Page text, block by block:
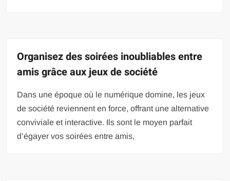
Organisez des soirées inoubliables entre
amis grâce aux jeux de société
Dans une époque où le numérique domine, les jeux
de société reviennent en force, offrant une alternative
conviviale et interactive. Ils sont le moyen parfait
d’égayer vos soirées entre amis,